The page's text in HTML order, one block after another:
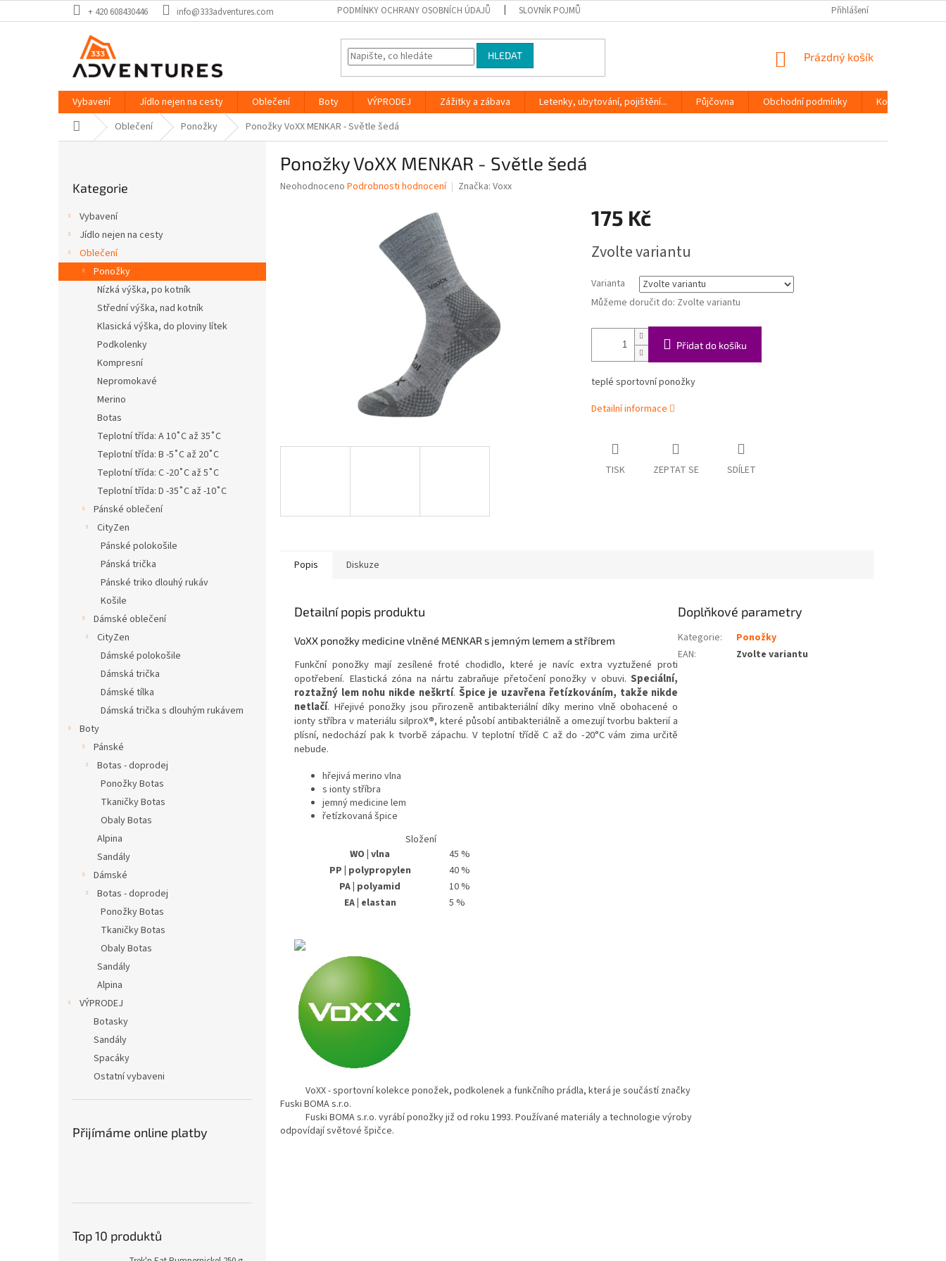
na
+ 420 608430446 info@333adventures.com PODMÍNKY OCHRANY OSOBNÍCH ÚDAJŮ SLOVNÍK POJMŮ Přihlášení
HLEDAT
NÁKUPNÍ
Prázdný košík
Vybavení Jídlo nejen na cesty Oblečení Boty VÝPRODEJ Zážitky a zábava Letenky, ubytování, pojištění... Půjčovna Obchodní podmínky
Kontakty
Domů Oblečení Ponožky Ponožky VoXX MENKAR - Světle šedá
kategorie
Kategorie
Vybavení
Jídlo nejen na cesty
Oblečení
Ponožky
Nízká výška, po kotník
Střední výška, nad kotník
Klasická výška, do ploviny lítek
Podkolenky
Kompresní
Nepromokavé
Merino
Botas
Teplotní třída: A 10˚C až 35˚C
Teplotní třída: B -5˚C až 20˚C
Teplotní třída: C -20˚C až 5˚C
Teplotní třída: D -35˚C až -10˚C
Pánské oblečení
CityZen
Pánské polokošile
Pánská trička
Pánské triko dlouhý rukáv
Košile
Dámské oblečení
CityZen
Dámské polokošile
Dámská trička
Dámské tílka
Dámská trička s dlouhým rukávem
Boty
Pánské
Botas - doprodej
Ponožky Botas
Tkaničky Botas
Obaly Botas
Alpina
Sandály
Dámské
Botas - doprodej
Ponožky Botas
Tkaničky Botas
Obaly Botas
Sandály
Alpina
VÝPRODEJ
Botasky
Sandály
Spacáky
Ostatní vybaveni
Přijímáme online platby
Top 10 produktů
Ponožky VoXX MENKAR - Světle šedá
Průměrné
Neohodnoceno Podrobnosti hodnocení Značka: Voxx
175 Kč
cena:
Zvolte variantu
Varianta
Můžeme doručit do: Zvolte variantu
Přidat do košíku
teplé sportovní ponožky
Detailní informace
TISK ZEPTAT SE SDÍLET
Popis Diskuze
Detailní popis produktu
VoXX ponožky medicine vlněné MENKAR s jemným lemem a stříbrem
Funkční ponožky mají zesílené froté chodidlo, které je navíc extra vyztužené proti
opotřebení. Elastická zóna na nártu zabraňuje přetočení ponožky v obuvi.Speciální,
roztažný lem nohu nikde neškrtí. Špice je uzavřena řetízkováním, takže nikde
netlačí. Hřejivé ponožky jsou přirozeně antibakteriální díky merino vlně obohacené o
ionty stříbra v materiálu silproX®, které působí antibakteriálně a omezují tvorbu bakterií a
plísní, nedochází pak k tvorbě zápachu. V teplotní třídě C až do -20°C vám zima určitě
nebude.
hřejivá merino vlna
s ionty stříbra
jemný medicine lem
řetízkovaná špice
Složení
WO | vlna
45 %
PP | polypropylen
40 %
PA | polyamid
10 %
EA | elastan
5 %
VoXX - sportovní kolekce ponožek, podkolenek a funkčního prádla, která je součástí značky
Fuski BOMA s.r.o.
Fuski BOMA s.r.o. vyrábí ponožky již od roku 1993. Používané materiály a technologie výroby
odpovídají světové špičce.
Doplňkové parametry
Kategorie:
Ponožky
EAN: Zvolte variantu